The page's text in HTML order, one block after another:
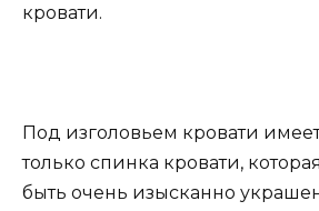
кровати.
Под изголовьем кровати
только спинка кровати,
быть очень изысканно